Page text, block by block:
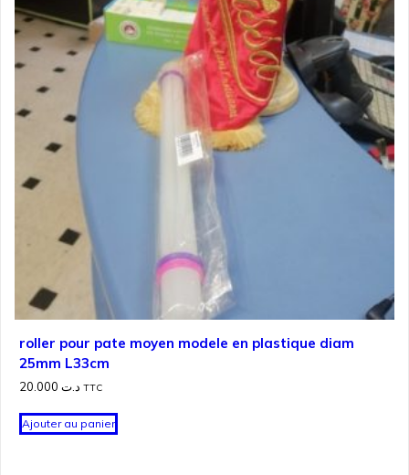
roller pour pate moyen modele en plastique diam
25mm L33cm
د.ت TTC
Ajouter au panier